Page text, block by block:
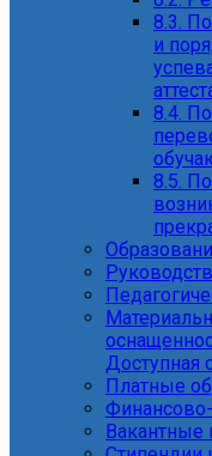
8.3.
и
8.4.
8.5.
Доступная
Платные
Финансово-
Вакантные